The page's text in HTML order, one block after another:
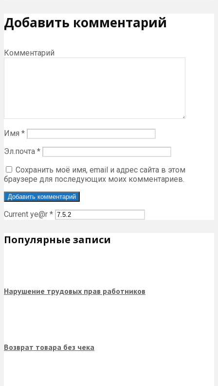
Добавить комментарий
Комментарий
Имя *
Эл.почта *
Сохранить моё имя, email и адрес сайта в этом
браузере для последующих моих комментариев.
Current ye@r *
Популярные записи
Нарушение трудовых прав работников
Возврат товара без чека